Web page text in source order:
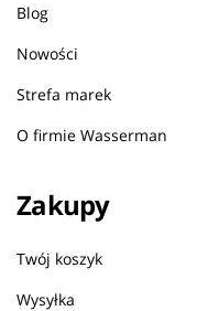
Blog
Nowości
Strefa marek
O firmie Wasserman
Zakupy
Twój koszyk
Wysyłka